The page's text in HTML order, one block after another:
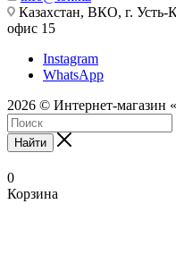
Казахстан, ВКО, г. Усть-
офис 15
Instagram
WhatsApp
2026 © Интернет-магазин
Найти
0
Корзина